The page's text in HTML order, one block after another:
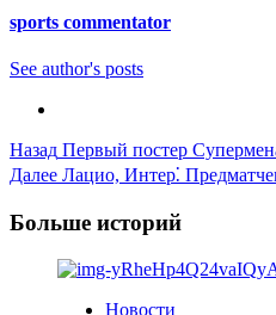
sports commentator
See author's posts
Post
Navigation
Назад Первый постер
Далее Лацио, Интер⁚
Больше историй
Новости